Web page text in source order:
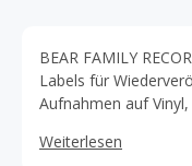
BEAR FAMILY
Labels für
Aufnahmen auf
umfangreiche
Weiterlesen